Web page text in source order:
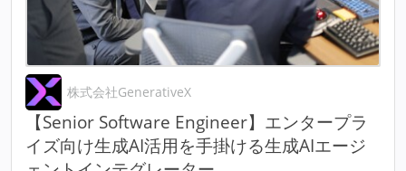
株式会社GenerativeX
【Senior Software Engineer】エンタープラ
イズ向け生成AI活用を手掛ける生成AIエージ